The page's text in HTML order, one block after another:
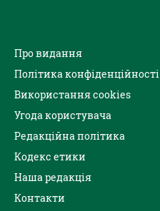
Про видання
Політика конфіденційності
Використання cookies
Угода користувача
Редакційна політика
Кодекс етики
Наша редакція
Контакти